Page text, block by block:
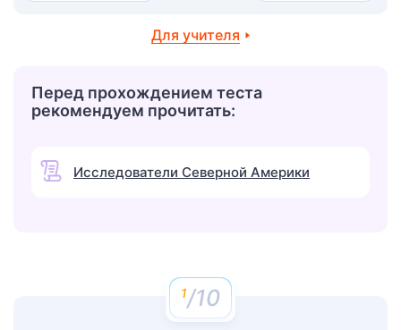
Для учителя
Перед прохождением теста
рекомендуем прочитать:
Исследователи Северной Америки
/10